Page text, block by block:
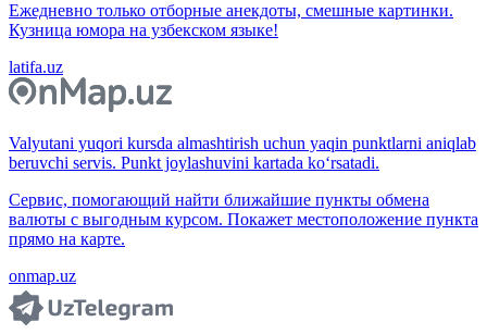
Ежедневно только отборные анекдоты, смешные картинки.
Кузница юмора на узбекском языке!
latifa.uz
Valyutani yuqori kursda almashtirish uchun yaqin punktlarni aniqlab
beruvchi servis. Punkt joylashuvini kartada ko‘rsatadi.
Сервис, помогающий найти ближайшие пункты обмена
валюты с выгодным курсом. Покажет местоположение пункта
прямо на карте.
onmap.uz